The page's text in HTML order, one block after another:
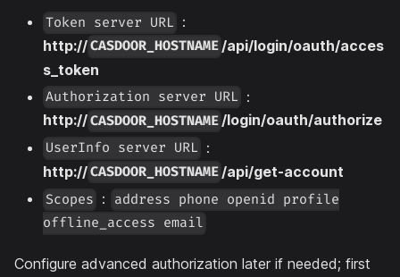
Token server URL ：
http://CASDOOR_HOSTNAME /api/login/oauth/acces
s_token
Authorization server URL ：
http://CASDOOR_HOSTNAME/login/oauth/authorize
UserInfo server URL ：
http://CASDOOR_HOSTNAME /api/get-account
Scopes ：
address phone openid profile
offline_access email
Configure advanced authorization later if needed; first